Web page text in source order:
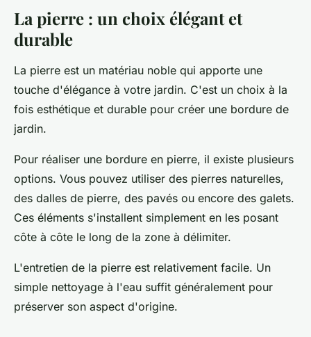
La pierre : un choix élégant et
durable
La pierre est un matériau noble qui apporte une
touche d'élégance à votre jardin. C'est un choix à la
fois esthétique et durable pour créer une bordure de
jardin.
Pour réaliser une bordure en pierre, il existe plusieurs
options. Vous pouvez utiliser des pierres naturelles,
des dalles de pierre, des pavés ou encore des galets.
Ces éléments s'installent simplement en les posant
côte à côte le long de la zone à délimiter.
L'entretien de la pierre est relativement facile. Un
simple nettoyage à l'eau suffit généralement pour
préserver son aspect d'origine.